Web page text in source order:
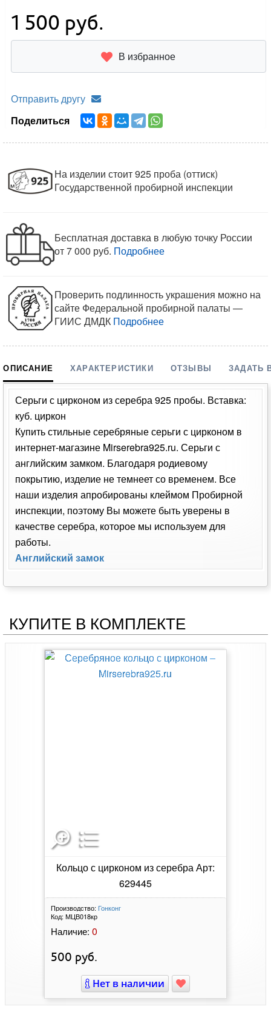
1 500 руб.
В избранное
Отправить другу
Поделиться
На изделии стоит 925 проба (оттиск)
Государственной пробирной инспекции
Бесплатная доставка в любую точку России
от 7 000 руб. Подробнее
Проверить подлинность украшения можно на
сайте Федеральной пробирной палаты —
ГИИС ДМДК Подробнее
ОПИСАНИЕ ХАРАКТЕРИСТИКИ ОТЗЫВЫ ЗАДАТЬ
Серьги с цирконом из серебра 925 пробы. Вставка:
куб. циркон
Купить стильные серебряные серьги с цирконом в
интернет-магазине Mirserebra925.ru. Серьги с
английским замком. Благодаря родиевому
покрытию, изделие не темнеет со временем. Все
наши изделия апробированы клеймом Пробирной
инспекции, поэтому Вы можете быть уверены в
качестве серебра, которое мы используем для
работы.
Английский замок
КУПИТЕ В КОМПЛЕКТЕ
Кольцо с цирконом из серебра Арт:
629445
Производство: Гонконг
Код: МЦВ018кр
Наличие: 0
500 руб.
Нет в наличии